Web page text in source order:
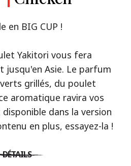
un seul objectif : le
restaurant – sans le
découvrez le
comme jamais
avec Spicy Miso, ou
en BIG CUP !
Yakitori vous fera
jusqu'en Asie. Le parfum
grillés, du poulet
aromatique ravira vos
dans la version
en plus, essayez-la !
DÉTAILS
découvrez le goût de
comme la cuisine
est synonyme
d'harmonie gustative.
combinée aux
asiatique authentique.